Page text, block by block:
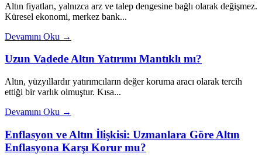
Altın fiyatları, yalnızca arz ve talep dengesine bağlı olarak değişmez.
Küresel ekonomi, merkez bank...
Devamını Oku →
Uzun Vadede Altın Yatırımı Mantıklı mı?
Altın, yüzyıllardır yatırımcıların değer koruma aracı olarak tercih
ettiği bir varlık olmuştur. Kısa...
Devamını Oku →
Enflasyon ve Altın İlişkisi: Uzmanlara Göre Altın
Enflasyona Karşı Korur mu?